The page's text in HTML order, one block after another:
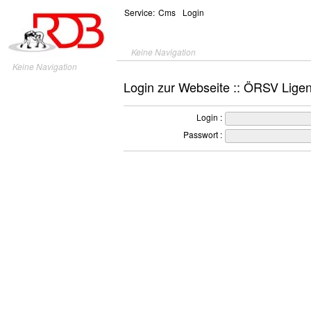
Keine Navigation
Service: Cms Login
Keine Navigation
Login zur Webseite :: ÖRSV
Login :
Passwort :